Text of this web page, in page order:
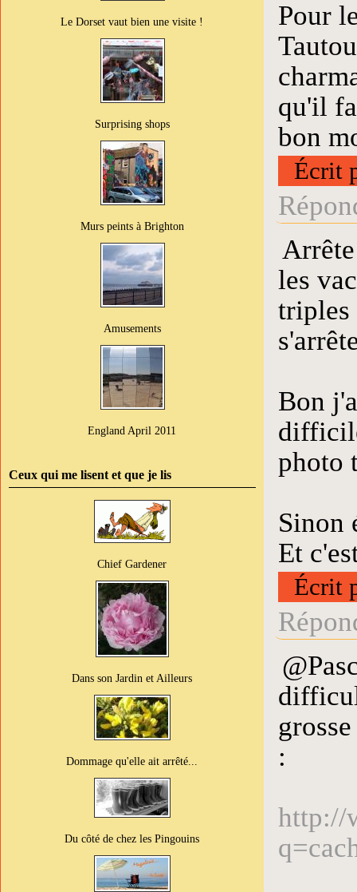
Le Dorset vaut bien une visite !
Surprising shops
Murs peints à Brighton
Amusements
England April 2011
Ceux qui me lisent et que je lis
Chief Gardener
Dans son Jardin et Ailleurs
Dommage qu'elle ait arrêté...
Du côté de chez les Pingouins
Pour
qu'il
bon
Écrit
les
triples
Bon
photo
Sinon
Et
Écrit
:
http://